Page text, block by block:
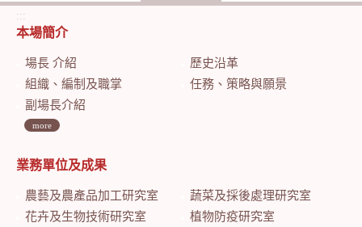
:::
本場簡介
場長 介紹
歷史沿革
組織、編制及職掌
任務、策略與願景
副場長介紹
more
業務單位及成果
農藝及農產品加工研究室
蔬菜及採後處理研究室
花卉及生物技術研究室
植物防疫研究室